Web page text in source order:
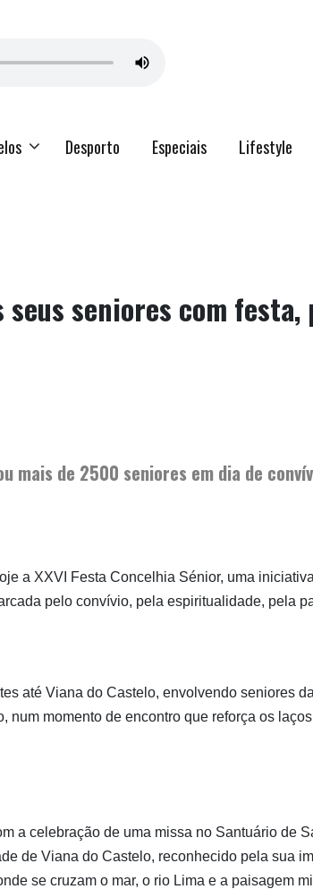
Desporto Especiais Lifestyle
seus seniores com
mais de 2500 seniores em dia de
a XXVI Festa Concelhia Sénior, uma
pelo convívio, pela espiritualidade, pela
até Viana do Castelo, envolvendo seniores
num momento de encontro que reforça os
a celebração de uma missa no Santuário de
de Viana do Castelo, reconhecido pela sua
se cruzam o mar, o rio Lima e a paisagem